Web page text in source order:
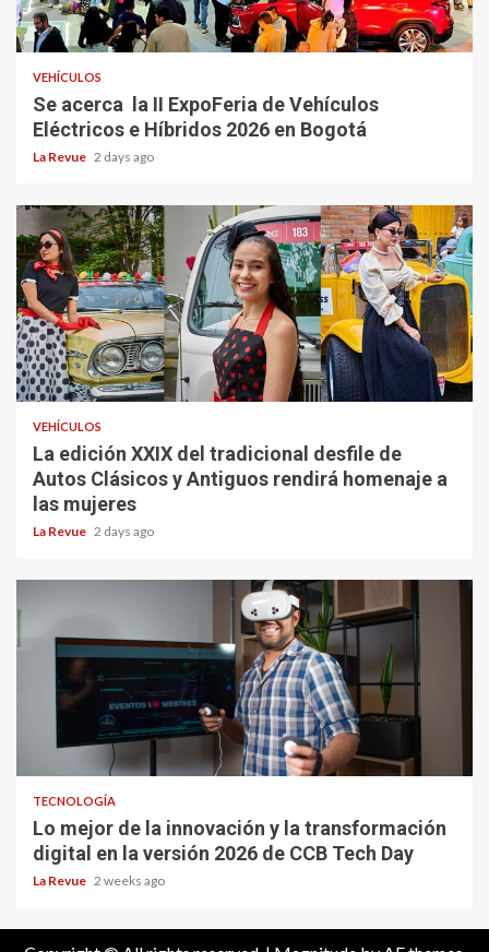
VEHÍCULOS
Se acerca la II ExpoFeria de Vehículos
Eléctricos e Híbridos 2026 en Bogotá
La Revue 2 days ago
VEHÍCULOS
La edición XXIX del tradicional desfile de
Autos Clásicos y Antiguos rendirá homenaje a
las mujeres
La Revue 2 days ago
TECNOLOGÍA
Lo mejor de la innovación y la transformación
digital en la versión 2026 de CCB Tech Day
La Revue 2 weeks ago